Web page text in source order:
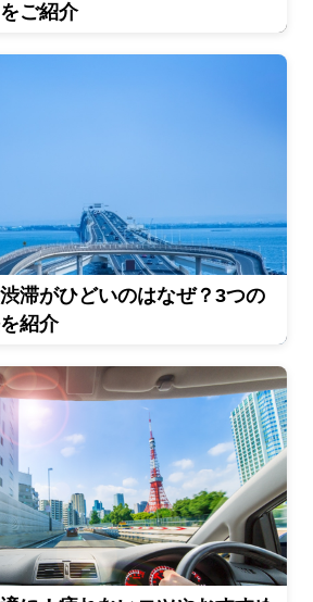
ご紹介
滞がひどいのはなぜ？3つの
紹介